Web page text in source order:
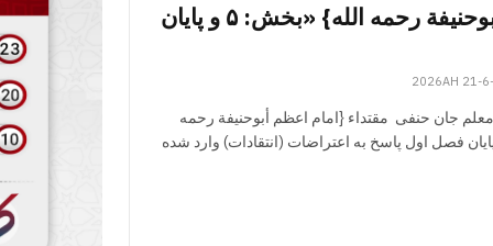
مقتداء {امام اعظم أبوحنیفة رحمه الله} «بخش: ۵ و پایان
جان حنفی مقتداء {امام اعظم أبوحنیفة رحمه
مجموعه مقالات بخش: ۵ پایان فصل اول پاسخ به اعتراضات (انتقادات) وارد شده